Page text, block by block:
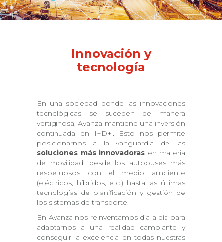
Innovación y
tecnología
En una sociedad donde las innovaciones
tecnológicas se suceden de manera
vertiginosa, Avanza mantiene una inversión
continuada en I+D+i. Esto nos permite
posicionarnos a la vanguardia de las
soluciones más innovadoras en materia
de movilidad: desde los autobuses más
respetuosos con el medio ambiente
(eléctricos, híbridos, etc.) hasta las últimas
tecnologías de planificación y gestión de
los sistemas de transporte.
En Avanza nos reinventamos día a día para
adaptarnos a una realidad cambiante y
conseguir la excelencia en todas nuestras